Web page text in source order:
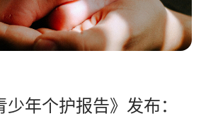
评估
少年个护报告》发布：